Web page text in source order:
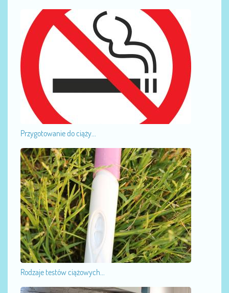
Przygotowanie do ciąży...
Rodzaje testów ciążowych...